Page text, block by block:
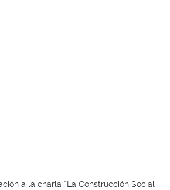
a la charla “La Construcción Social